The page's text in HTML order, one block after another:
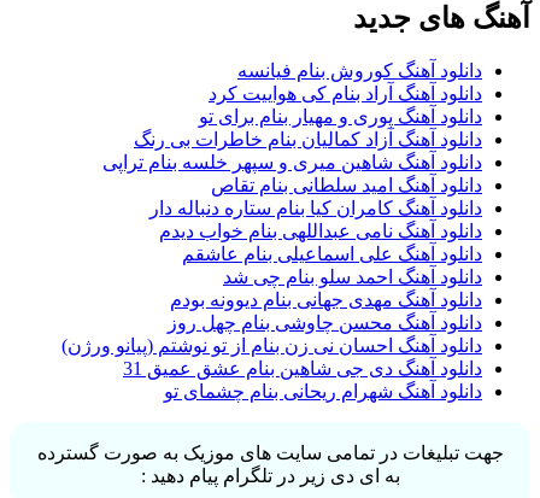
آهنگ های جدید
دانلود آهنگ کوروش بنام فیانسه
دانلود آهنگ آراد بنام کی هواییت کرد
دانلود آهنگ پوری و مهیار بنام برای تو
دانلود آهنگ آزاد کمالیان بنام خاطرات بی رنگ
دانلود آهنگ شاهین میری و سپهر خلسه بنام تراپی
دانلود آهنگ امید سلطانی بنام تقاص
دانلود آهنگ کامران کیا بنام ستاره دنباله دار
دانلود آهنگ نامی عبداللهی بنام خواب دیدم
دانلود آهنگ علی اسماعیلی بنام عاشقم
دانلود آهنگ احمد سلو بنام چی شد
دانلود آهنگ مهدی جهانی بنام دیوونه بودم
دانلود آهنگ محسن چاوشی بنام چهل روز
دانلود آهنگ احسان نی زن بنام از تو نوشتم (پیانو ورژن)
دانلود آهنگ دی جی شاهین بنام عشق عمیق 31
دانلود آهنگ شهرام ریحانی بنام چشمای تو
جهت تبلیغات در تمامی سایت های موزیک به صورت گسترده
به ای دی زیر در تلگرام پیام دهید :